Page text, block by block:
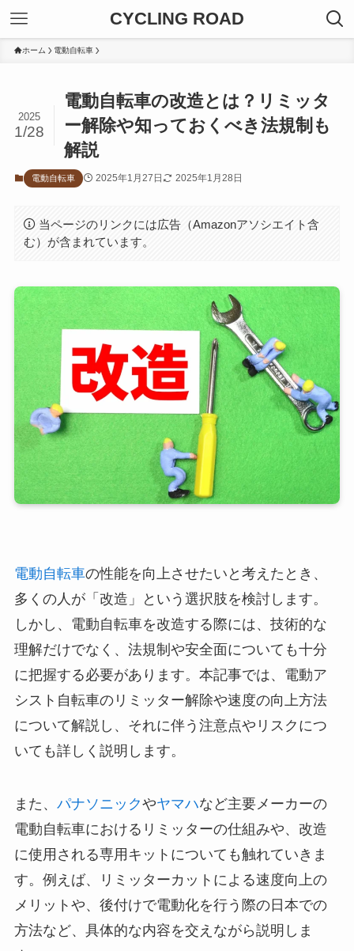
CYCLING ROAD
ホーム 電動自転車
電動自転車の改造とは？リミッタ
ー解除や知っておくべき法規制も
解説
2025
1/28
電動自転車 2025年1月27日 2025年1月28日
当ページのリンクには広告（Amazonアソシエイト含
む）が含まれています。
電動自転車の性能を向上させたいと考えたとき、
多くの人が「改造」という選択肢を検討します。
しかし、電動自転車を改造する際には、技術的な
理解だけでなく、法規制や安全面についても十分
に把握する必要があります。本記事では、電動ア
シスト自転車のリミッター解除や速度の向上方法
について解説し、それに伴う注意点やリスクにつ
いても詳しく説明します。
また、 パナソニックやヤマハなど主要メーカーの
電動自転車におけるリミッターの仕組みや、改造
に使用される専用キットについても触れていきま
す。例えば、リミッターカットによる速度向上の
メリットや、後付けで電動化を行う際の日本での
方法など、具体的な内容を交えながら説明しま